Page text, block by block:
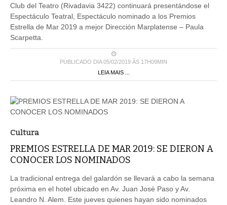
Club del Teatro (Rivadavia 3422) continuará presentándose el
Espectáculo Teatral, Espectáculo nominado a los Premios
Estrella de Mar 2019 a mejor Dirección Marplatense – Paula
Scarpetta.
PUBLICADO DIA 05/02/2019 ÀS 17H09MIN
LEIA MAIS ...
Cultura
PREMIOS ESTRELLA DE MAR 2019: SE DIERON A
CONOCER LOS NOMINADOS
La tradicional entrega del galardón se llevará a cabo la semana
próxima en el hotel ubicado en Av. Juan José Paso y Av.
Leandro N. Alem. Este jueves quienes hayan sido nominados